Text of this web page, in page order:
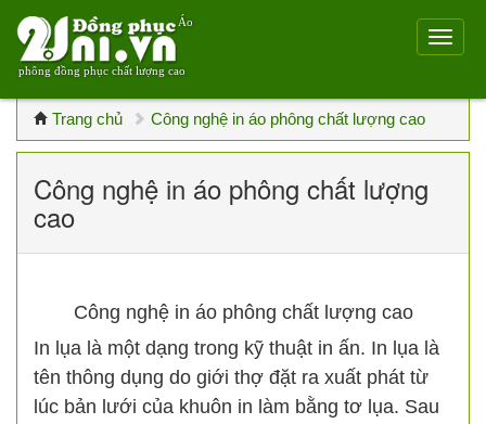
Áo
phông đồng phục chất lượng cao
Trang chủ Công nghệ in áo phông chất lượng cao
Công nghệ in áo phông chất lượng
cao
Công nghệ in áo phông chất lượng cao
In lụa là một dạng trong kỹ thuật in ấn. In lụa là
tên thông dụng do giới thợ đặt ra xuất phát từ
lúc bản lưới của khuôn in làm bằng tơ lụa. Sau